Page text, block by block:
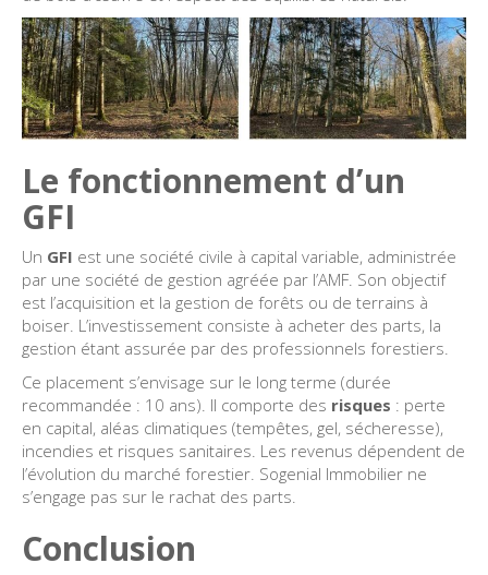
Le fonctionnement d’un
GFI
Un GFI est une société civile à capital variable, administrée
par une société de gestion agréée par l’AMF. Son objectif
est l’acquisition et la gestion de forêts ou de terrains à
boiser. L’investissement consiste à acheter des parts, la
gestion étant assurée par des professionnels forestiers.
Ce placement s’envisage sur le long terme (durée
recommandée : 10 ans). Il comporte des risques : perte
en capital, aléas climatiques (tempêtes, gel, sécheresse),
incendies et risques sanitaires. Les revenus dépendent de
l’évolution du marché forestier. Sogenial Immobilier ne
s’engage pas sur le rachat des parts.
Conclusion